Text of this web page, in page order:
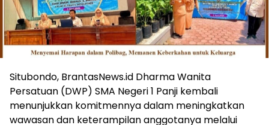
Situbondo, BrantasNews.id Dharma Wanita
Persatuan (DWP) SMA Negeri 1 Panji kembali
menunjukkan komitmennya dalam meningkatkan
wawasan dan keterampilan anggotanya melalui